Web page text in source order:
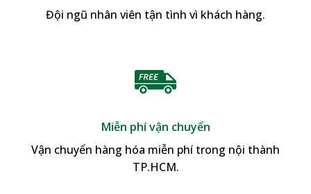
Đội ngũ nhân viên tận tình vì khách hàng.
Miễn phí vận chuyển
Vận chuyển hàng hóa miễn phí trong nội thành
TP.HCM.